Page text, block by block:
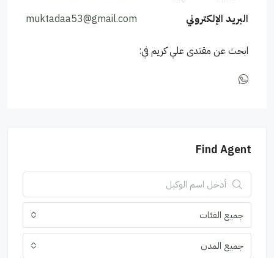
البريد الإلكتروني
muktadaa53@gmail.com
ابحث عن مقتدى علي كريم في:
Find Agent
جميع الفئات
جميع المدن